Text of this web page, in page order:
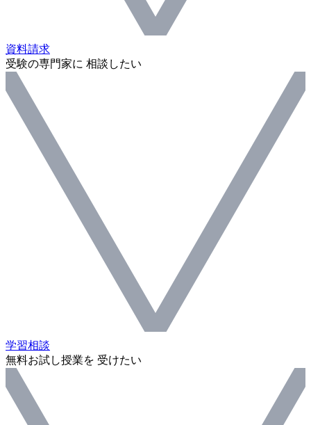
資料請求
受験の専門家に 相談したい
学習相談
無料お試し授業を 受けたい